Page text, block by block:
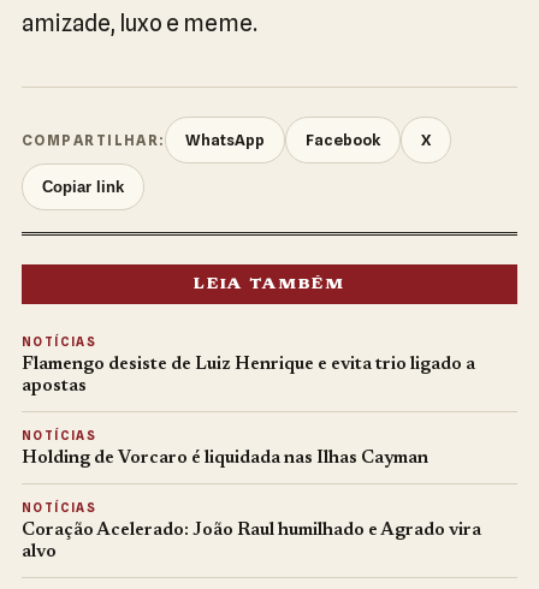
amizade, luxo e meme.
COMPARTILHAR: WhatsApp Facebook X
Copiar link
LEIA TAMBÉM
NOTÍCIAS
Flamengo desiste de Luiz Henrique e evita trio ligado a
apostas
NOTÍCIAS
Holding de Vorcaro é liquidada nas Ilhas Cayman
NOTÍCIAS
Coração Acelerado: João Raul humilhado e Agrado vira
alvo